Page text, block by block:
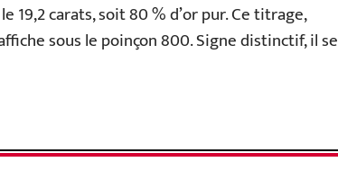
carats, soit 80 % d’or pur. Ce titrage,
sous le poinçon 800. Signe distinctif, il se